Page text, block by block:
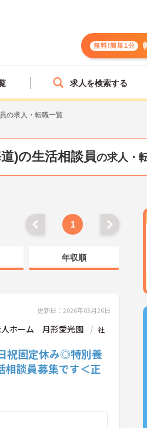
無料!簡単1分
求人を検索する
の求人・転職一覧
)の生活相談員の求人・
1
年収順
更新日：2026年03月26日
人ホーム 月形愛光園
社
祝固定休み◎特別養
相談員募集です＜正